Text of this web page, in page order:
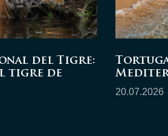
del Tigre:
tigre de
20.07.2026